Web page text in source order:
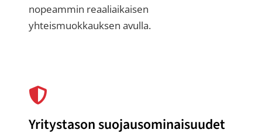
nopeammin reaaliaikaisen
yhteismuokkauksen avulla.
Yritystason suojausominaisuudet